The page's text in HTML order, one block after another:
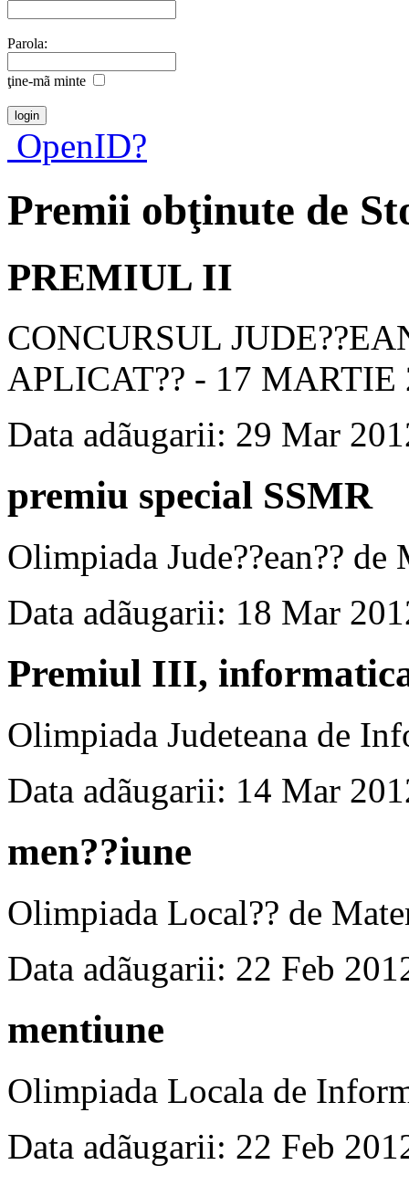
Parola:
ţine-mã minte
OpenID?
Premii obţinute de
PREMIUL II
CONCURSUL
APLICAT?? - 17 MARTIE
Data adãugarii: 29 Mar
premiu special SSMR
Olimpiada Jude??ean??
Data adãugarii: 18 Mar
Premiul III,
Olimpiada Judeteana de
Data adãugarii: 14 Mar
men??iune
Olimpiada Local?? de
Data adãugarii: 22 Feb
mentiune
Olimpiada Locala de
Data adãugarii: 22 Feb